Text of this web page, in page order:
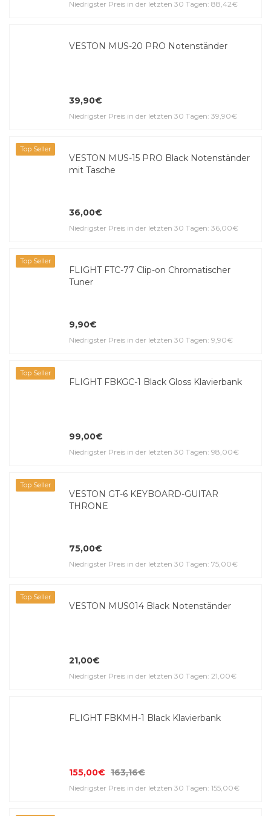
Niedrigster Preis in der letzten 30 Tagen: 88,42€
VESTON MUS-20 PRO Notenständer
39,90€
Niedrigster Preis in der letzten 30 Tagen: 39,90€
Top Seller
VESTON MUS-15 PRO Black Notenständer
mit Tasche
36,00€
Niedrigster Preis in der letzten 30 Tagen: 36,00€
Top Seller
FLIGHT FTC-77 Clip-on Chromatischer
Tuner
9,90€
Niedrigster Preis in der letzten 30 Tagen: 9,90€
Top Seller
FLIGHT FBKGC-1 Black Gloss Klavierbank
99,00€
Niedrigster Preis in der letzten 30 Tagen: 98,00€
Top Seller
VESTON GT-6 KEYBOARD-GUITAR
THRONE
75,00€
Niedrigster Preis in der letzten 30 Tagen: 75,00€
Top Seller
VESTON MUS014 Black Notenständer
21,00€
Niedrigster Preis in der letzten 30 Tagen: 21,00€
FLIGHT FBKMH-1 Black Klavierbank
155,00€ 163,16€
Niedrigster Preis in der letzten 30 Tagen: 155,00€